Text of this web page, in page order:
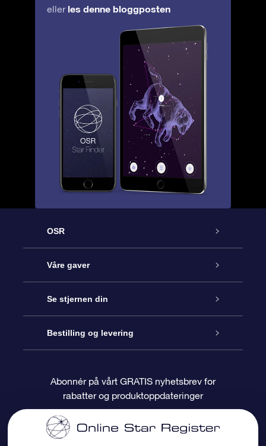
eller les denne bloggposten
OSR
Kundeservice
Kontakt oss
Bloggen
Anmeldelser
Våre gaver
Online Stjernegave
OSR Gavepakke
OSR-gavekortet
Bedriftsgaver
Se stjernen din
Star Register
Pesontilpasset stjerneside
One Million Stars
Bestilling og levering
Betalingsinformasjon
Fraktinformasjon
Abonnér på vårt GRATIS nyhetsbrev for
rabatter og produktoppdateringer